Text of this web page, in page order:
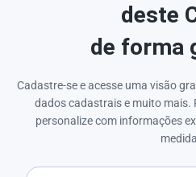
deste
de forma
Cadastre-se e acesse uma visão
dados cadastrais e muito mais.
personalize com informações